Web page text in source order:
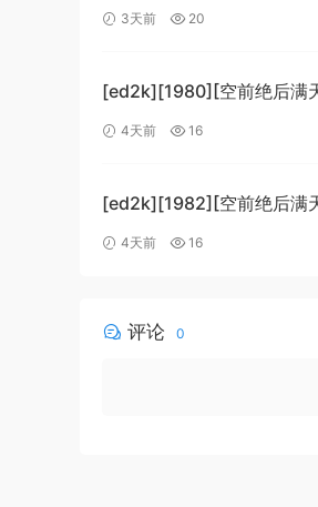
剧/科幻][中文字幕][MKV/
3天前 20
[ed2k][1980][空前绝后满
劳埃德·布里吉斯][喜剧][
4天前 16
[ed2k][1982][空前绝后满
哈格蒂/罗伯特·海斯][喜剧/
4天前 16
评论 0